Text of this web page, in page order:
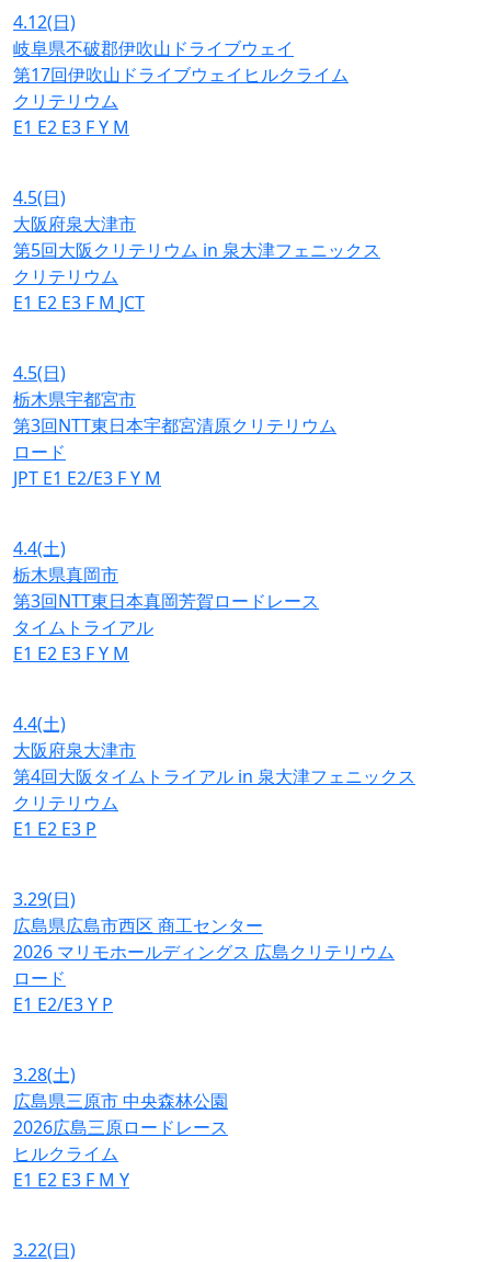
4.12(日)
岐阜県不破郡伊吹山ドライブウェイ
第17回伊吹山ドライブウェイヒルクライム
クリテリウム
E1 E2 E3 FY M
4.5(日)
大阪府泉大津市
第5回大阪クリテリウム in 泉大津フェニックス
クリテリウム
E1 E2 E3 F M JCT
4.5(日)
栃木県宇都宮市
第3回NTT東日本宇都宮清原クリテリウム
ロード
JPT E1 E2/E3 FY M
4.4(土)
栃木県真岡市
第3回NTT東日本真岡芳賀ロードレース
タイムトライアル
E1 E2 E3 FY M
4.4(土)
大阪府泉大津市
第4回大阪タイムトライアル in 泉大津フェニックス
クリテリウム
E1 E2 E3 P
3.29(日)
広島県広島市西区 商工センター
2026 マリモホールディングス 広島クリテリウム
ロード
E1 E2/E3Y P
3.28(土)
広島県三原市 中央森林公園
2026広島三原ロードレース
ヒルクライム
E1 E2 E3 F M Y
3.22(日)